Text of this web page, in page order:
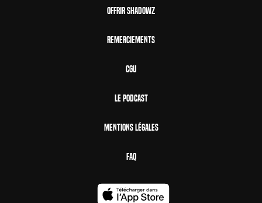
Offrir Shadowz
Remerciements
CGU
Le Podcast
Mentions Légales
FAQ